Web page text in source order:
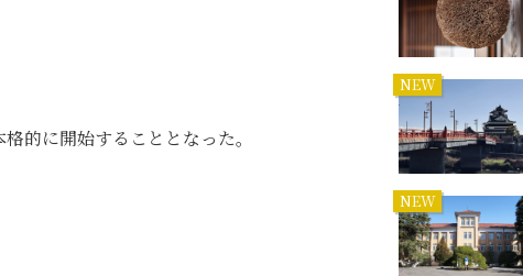
的に開始することとなった。
NEW
NEW